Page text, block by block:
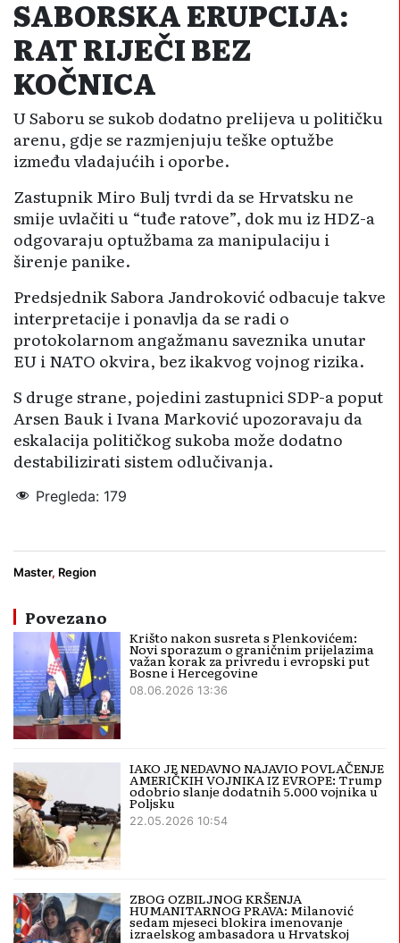
SABORSKA ERUPCIJA:
RAT RIJEČI BEZ
KOČNICA
U Saboru se sukob dodatno prelijeva u političku
arenu, gdje se razmjenjuju teške optužbe
između vladajućih i oporbe.
Zastupnik Miro Bulj tvrdi da se Hrvatsku ne
smije uvlačiti u “tuđe ratove”, dok mu iz HDZ-a
odgovaraju optužbama za manipulaciju i
širenje panike.
Predsjednik Sabora Jandroković odbacuje takve
interpretacije i ponavlja da se radi o
protokolarnom angažmanu saveznika unutar
EU i NATO okvira, bez ikakvog vojnog rizika.
S druge strane, pojedini zastupnici SDP-a poput
Arsen Bauk i Ivana Marković upozoravaju da
eskalacija političkog sukoba može dodatno
destabilizirati sistem odlučivanja.
Pregleda: 179
Master, Region
Povezano
Krišto nakon susreta s Plenkovićem:
Novi sporazum o graničnim prijelazima
važan korak za privredu i evropski put
Bosne i Hercegovine
08.06.2026 13:36
IAKO JE NEDAVNO NAJAVIO POVLAČENJE
AMERIČKIH VOJNIKA IZ EVROPE: Trump
odobrio slanje dodatnih 5.000 vojnika u
Poljsku
22.05.2026 10:54
ZBOG OZBILJNOG KRŠENJA
HUMANITARNOG PRAVA: Milanović
sedam mjeseci blokira imenovanje
izraelskog ambasadora u Hrvatskoj